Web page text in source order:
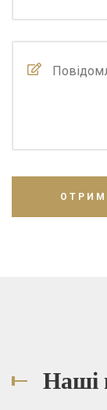
Наші